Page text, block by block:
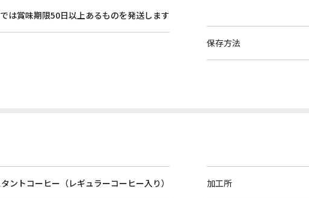
は賞味期限50日以上あるものを発送します
保存方法
ントコーヒー（レギュラーコーヒー入り） 加工所